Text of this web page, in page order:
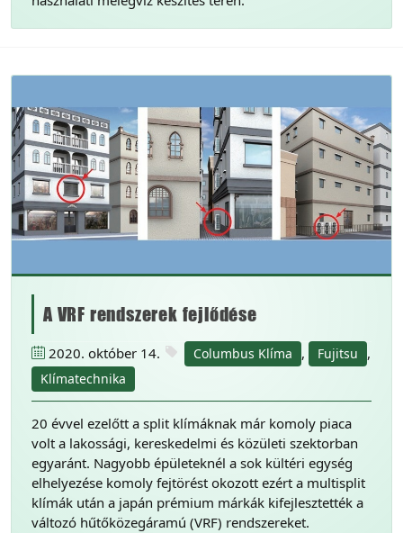
A VRF rendszerek fejlődése
2020. október 14. Columbus Klíma , Fujitsu ,
Klímatechnika
20 évvel ezelőtt a split klímáknak már komoly piaca
volt a lakossági, kereskedelmi és közületi szektorban
egyaránt. Nagyobb épületeknél a sok kültéri egység
elhelyezése komoly fejtörést okozott ezért a multisplit
klímák után a japán prémium márkák kifejlesztették a
változó hűtőközegáramú (VRF) rendszereket.